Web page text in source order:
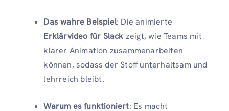
Das wahre Beispiel: Die animierte
Erklärvideo für Slack zeigt, wie Teams mit
klarer Animation zusammenarbeiten
können, sodass der Stoff unterhaltsam und
lehrreich bleibt.
Warum es funktioniert: Es macht